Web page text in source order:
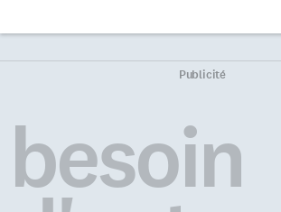
Publicité
besoin